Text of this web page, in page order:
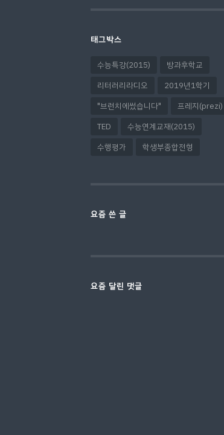
태그박스
수능특강(2015)
방과후학교
리터러리라디오
2019년1학기
"브런치에썼습니다"
프레지(prezi)
TED
수능연계교재(2015)
수행평가
학생부종합전형
요즘 쓴 글
요즘 달린 댓글